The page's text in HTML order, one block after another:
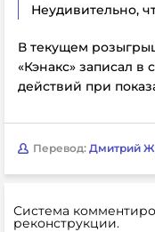
Неудивительно,
В текущем
«Кэнакс» записал в
действий при
Перевод: Дмитрий
Система
реконструкции.